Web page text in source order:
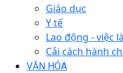
Giáo dục
Y tế
Lao động - việc
Cải cách hành
VĂN HÓA